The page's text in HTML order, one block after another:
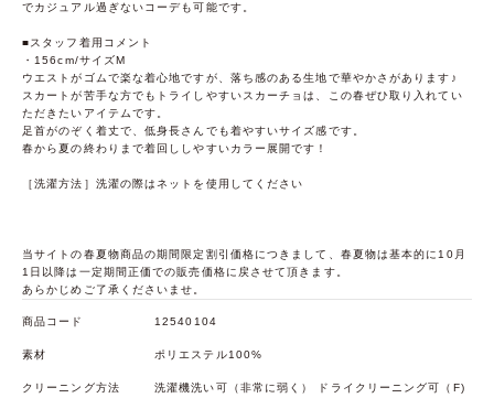
でカジュアル過ぎないコーデも可能です。
■スタッフ着用コメント
・156cm/サイズM
ウエストがゴムで楽な着心地ですが、落ち感のある生地で華やかさがあります♪
スカートが苦手な方でもトライしやすいスカーチョは、この春ぜひ取り入れてい
ただきたいアイテムです。
足首がのぞく着丈で、低身長さんでも着やすいサイズ感です。
春から夏の終わりまで着回ししやすいカラー展開です！
［洗濯方法］洗濯の際はネットを使用してください
当サイトの春夏物商品の期間限定割引価格につきまして、春夏物は基本的に10月
1日以降は一定期間正価での販売価格に戻させて頂きます。
あらかじめご了承くださいませ。
商品コード 12540104
素材 ポリエステル100%
クリーニング方法
洗濯機洗い可（非常に弱く） ドライクリーニング可（F)